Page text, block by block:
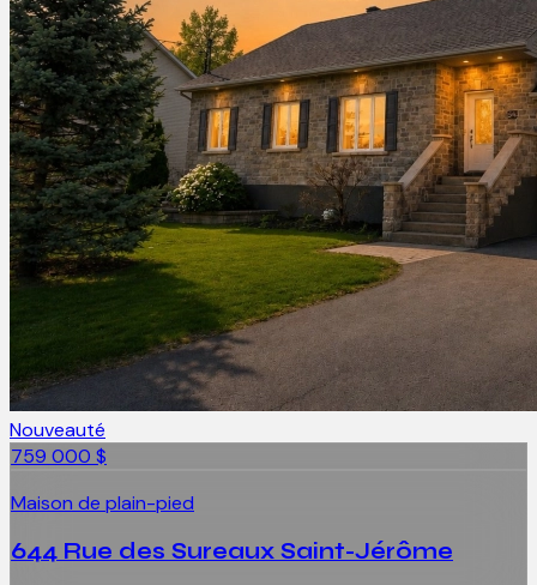
Nouveauté
759 000 $
Maison de plain-pied
644 Rue des Sureaux Saint-Jérôme